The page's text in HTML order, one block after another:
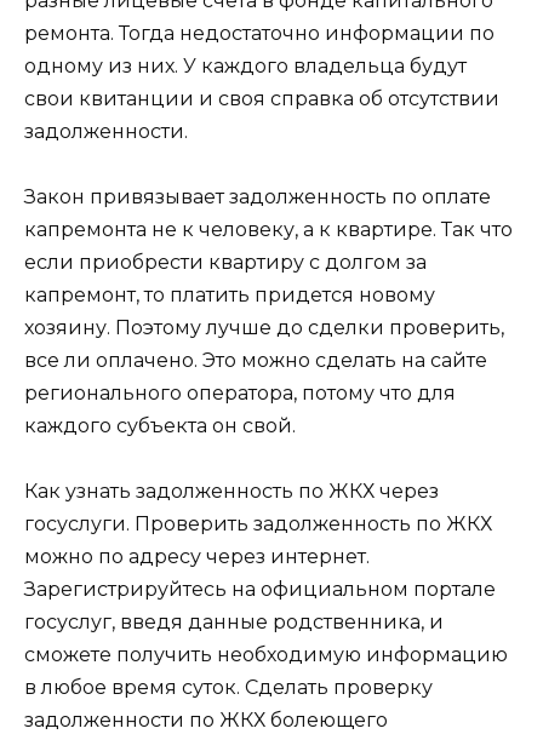
ремонта. Тогда недостаточно информации по
одному из них. У каждого владельца будут
свои квитанции и своя справка об отсутствии
задолженности.
Закон привязывает задолженность по оплате
капремонта не к человеку, а к квартире. Так что
если приобрести квартиру с долгом за
капремонт, то платить придется новому
хозяину. Поэтому лучше до сделки проверить,
все ли оплачено. Это можно сделать на сайте
регионального оператора, потому что для
каждого субъекта он свой.
Как узнать задолженность по ЖКХ через
госуслуги. Проверить задолженность по ЖКХ
можно по адресу через интернет.
Зарегистрируйтесь на официальном портале
госуслуг, введя данные родственника, и
сможете получить необходимую информацию
в любое время суток. Сделать проверку
задолженности по ЖКХ болеющего